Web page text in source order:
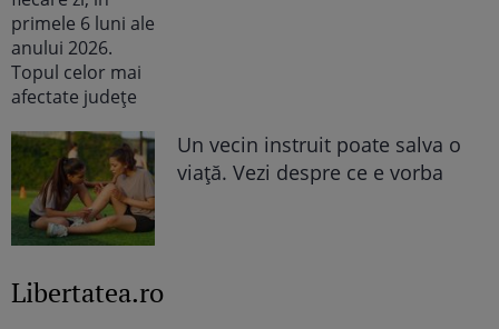
Un vecin instruit poate salva o
viață. Vezi despre ce e vorba
Libertatea.ro